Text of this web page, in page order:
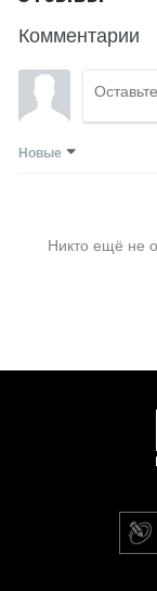
Комментарии
Новые
Никто ещё не